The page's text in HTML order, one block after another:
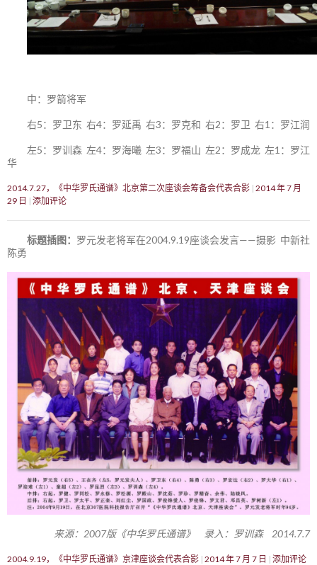
中：罗箭将军
右5：罗卫东 右4：罗延禹 右3：罗克和 右2：罗卫 右1：罗江润
左5：罗训森 左4：罗海曦 左3：罗福山 左2：罗成龙 左1：罗江
华
2014.7.27，《中华罗氏通谱》北京第二次座谈会筹备会代表合影 2014 年 7 月
29 日
添加评论
标题插图： 罗元发老将军在2004.9.19座谈会发言——摄影 中新社
陈勇
来源：2007版《中华罗氏通谱》 录入：罗训森 2014.7.7
2004.9.19，《中华罗氏通谱》京津座谈会代表合影 2014 年 7 月 7 日 添加评论